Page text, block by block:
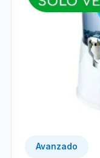
Avanzado